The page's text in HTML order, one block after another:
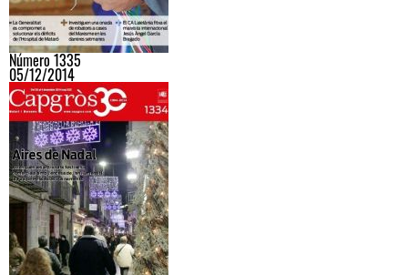
Número 1335
05/12/2014